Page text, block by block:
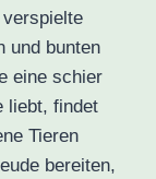
und bunten
eine schier
liebt, findet
Tieren
bereiten,